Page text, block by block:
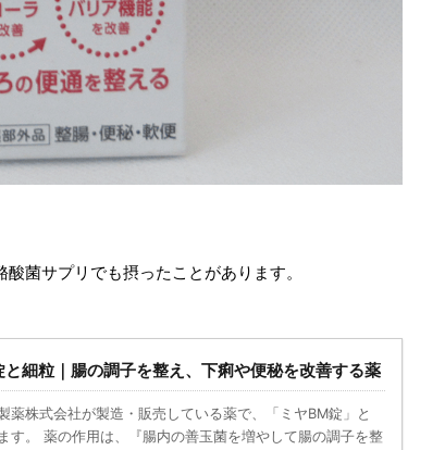
菌サプリでも摂ったことがあります。
と細粒｜腸の調子を整え、下痢や便秘を改善する薬
薬株式会社が製造・販売している薬で、「ミヤBM錠」と
す。 薬の作用は、『腸内の善玉菌を増やして腸の調子を整